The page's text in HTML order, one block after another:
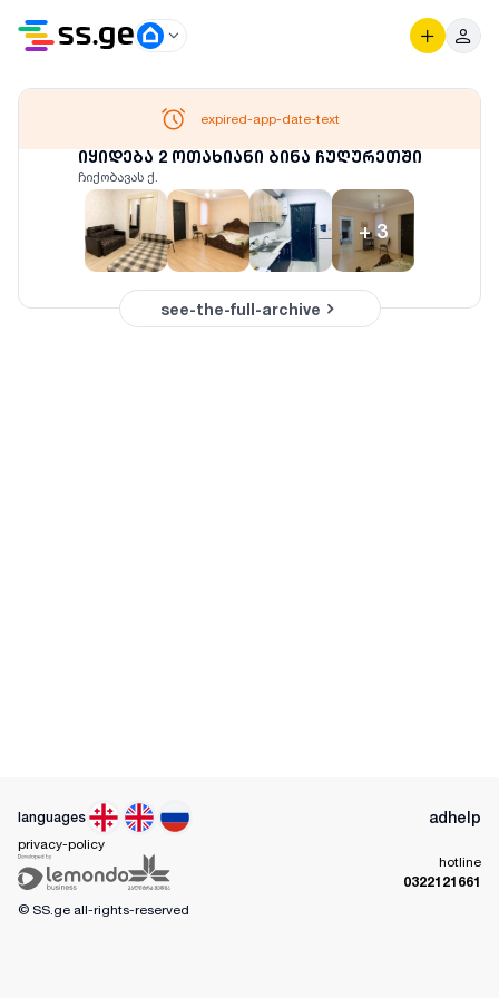
იყიდება 2 ოთახიანი ბინა ჩუღურეთში
ჩიქობავას ქ.
+3
expired-app-date-text
see-the-full-archive
languages adhelp
privacy-policy
hotline
0322121661
© SS.ge all-rights-reserved